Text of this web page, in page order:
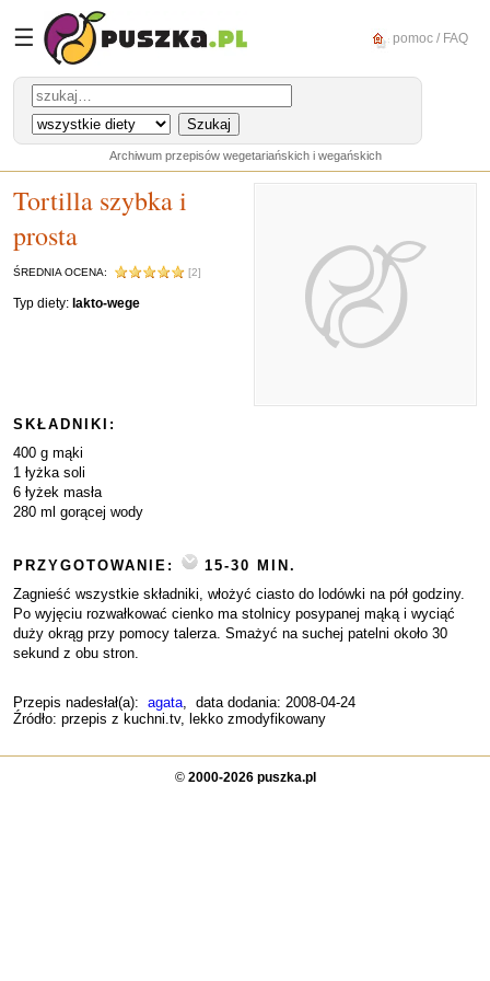
☰ pomoc / FAQ
Archiwum przepisów wegetariańskich i wegańskich
Tortilla szybka i
prosta
ŚREDNIA OCENA: [2]
Typ diety: lakto-wege
SKŁADNIKI:
400 g mąki
1 łyżka soli
6 łyżek masła
280 ml gorącej wody
PRZYGOTOWANIE:
15-30 MIN.
Zagnieść wszystkie składniki, włożyć ciasto do lodówki na pół godziny.
Po wyjęciu rozwałkować cienko ma stolnicy posypanej mąką i wyciąć
duży okrąg przy pomocy talerza. Smażyć na suchej patelni około 30
sekund z obu stron.
Przepis nadesłał(a): agata, data dodania: 2008-04-24
Źródło: przepis z kuchni.tv, lekko zmodyfikowany
© 2000-2026 puszka.pl